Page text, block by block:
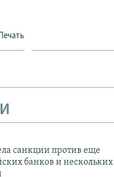
Печать
санкции против еще
банков и нескольких